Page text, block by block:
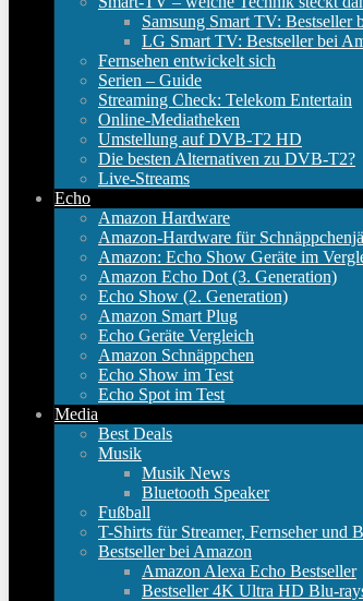
Samsung Smart TV: Bestseller
LG Smart TV: Bestseller bei
Fernsehen entwickelt sich
Serien – Guide
Streaming Check: Telekom Entertain
Online-Mediatheken
Umstellung auf DVB-T2 HD
Die besten Alternativen zu DVB-T2?
Live-Streams
Echo
Amazon Hardware
Amazon-Hardware für
Amazon: Echo Show Geräte im
Amazon Echo Dot (3. Generation)
Echo Show (2. Generation)
Amazon Smart Plug
Echo Geräte Vergleich
Amazon Schnäppchen
Echo Show im Test
Echo Spot im Test
Media
Best Deals
Musik
Musik News
Bluetooth Speaker
Fußball
T-Shirts für Streamer, Fernseher und
Bestseller bei Amazon
Amazon Alexa Echo Bestseller
Bestseller 4K Ultra HD Blu-